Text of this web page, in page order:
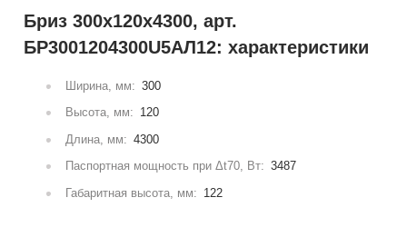
Бриз 300х120х4300, арт.
БР3001204300U5АЛ12: характеристики
Ширина, мм: 300
Высота, мм: 120
Длина, мм: 4300
Паспортная мощность при Δt70, Вт: 3487
Габаритная высота, мм: 122